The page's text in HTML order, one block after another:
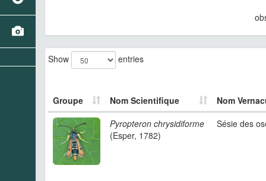
Show entries
Groupe Nom Scientifique
Nom
Pyropteron chrysidiforme
(Esper, 1782)
Sésie des